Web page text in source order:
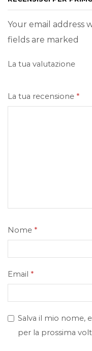
Your email address
fields are marked
La tua valutazione
La tua recensione *
Nome *
Email *
Salva il mio nome,
per la prossima